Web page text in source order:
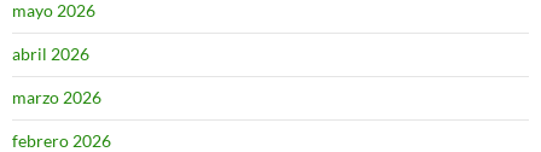
mayo 2026
abril 2026
marzo 2026
febrero 2026